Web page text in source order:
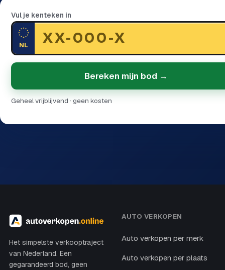
Vul je kenteken in
NL
Bereken mijn bod →
Geheel vrijblijvend · geen kosten
Het simpelste verkooptraject
van Nederland. Een
gegarandeerd bod, geen
AUTO VERKOPEN
Auto verkopen per merk
Auto verkopen per plaats